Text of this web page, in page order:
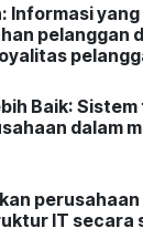
Informasi
pelanggan
Baik:
dalam
IT secara